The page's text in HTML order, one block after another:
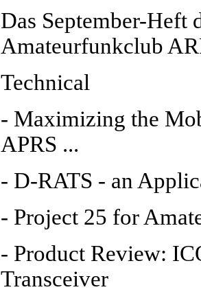
Das September-Heft
Amateurfunkclub
Technical
- Maximizing the
APRS ...
- D-RATS - an
- Project 25 for
- Product Review:
Transceiver